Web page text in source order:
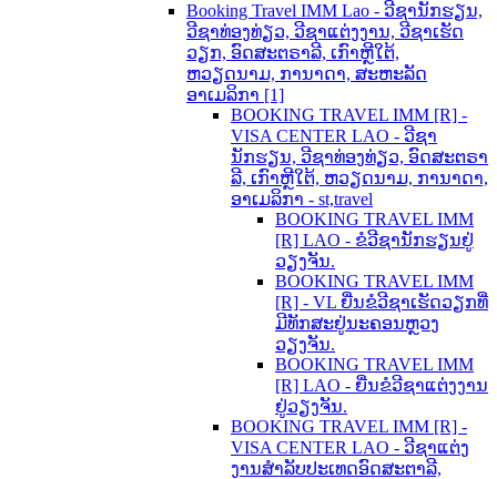
Booking Travel IMM Lao - ວີຊານັກຮຽນ,
ວີຊາທ່ອງທ່ຽວ, ວີຊາແຕ່ງງານ, ວີຊາເຮັດ
ວຽກ, ອົດສະຕຣາລີ, ເກົາຫຼີໃຕ້,
ຫວຽດນາມ, ການາດາ, ສະຫະລັດ
ອາເມລິກາ [1]
BOOKING TRAVEL IMM [R] -
VISA CENTER LAO - ວີຊາ
ນັກຮຽນ, ວີຊາທ່ອງທ່ຽວ, ອົດສະຕຣາ
ລີ, ເກົາຫຼີໃຕ້, ຫວຽດນາມ, ການາດາ,
ອາເມລິກາ - st,travel
BOOKING TRAVEL IMM
[R] LAO - ຂໍວີຊານັກຮຽນຢູ່
ວຽງຈັນ.
BOOKING TRAVEL IMM
[R] - VL ຍື່ນຂໍວີຊາເຮັດວຽກທີ່
ມີທັກສະຢູ່ນະຄອນຫຼວງ
ວຽງຈັນ.
BOOKING TRAVEL IMM
[R] LAO - ຍື່ນຂໍວີຊາແຕ່ງງານ
ຢູ່ວຽງຈັນ.
BOOKING TRAVEL IMM [R] -
VISA CENTER LAO - ວີຊາແຕ່ງ
ງານສຳລັບປະເທດອົດສະຕາລີ,